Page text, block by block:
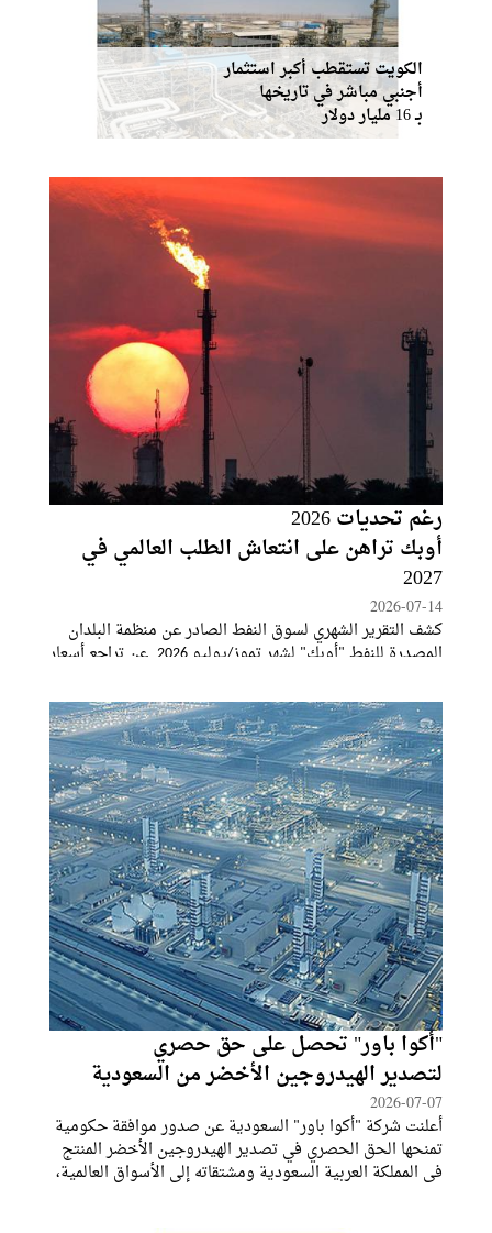
الكويت تستقطب أكبر استثمار
أجنبي مباشر في تاريخها
بـ 16 مليار دولار
رغم تحديات 2026
أوبك تراهن على انتعاش الطلب العالمي في
2027
2026-07-14
كشف التقرير الشهري لسوق النفط الصادر عن منظمة البلدان
المصدرة للنفط "أوبك" لشهر تموز/يوليو 2026 عن تراجع أسعار
توقعات الإمدادات وانحسار المخاوف الجيوسياسية، فيما
رفعت المنظمة توقعاتها لنمو الطلب
"أكوا باور" تحصل على حق حصري
لتصدير الهيدروجين الأخضر من السعودية
2026-07-07
أعلنت شركة "أكوا باور" السعودية عن صدور موافقة حكومية
تمنحها الحق الحصري في تصدير الهيدروجين الأخضر المنتج
في المملكة العربية السعودية ومشتقاته إلى الأسواق العالمية،